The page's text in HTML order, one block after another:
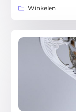
Winkelen